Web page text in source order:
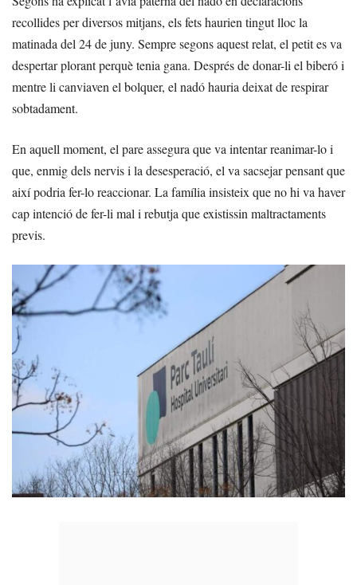
recollides per diversos mitjans, els fets haurien tingut lloc la
matinada del 24 de juny. Sempre segons aquest relat, el petit es va
despertar plorant perquè tenia gana. Després de donar-li el biberó i
mentre li canviaven el bolquer, el nadó hauria deixat de respirar
sobtadament.
En aquell moment, el pare assegura que va intentar reanimar-lo i
que, enmig dels nervis i la desesperació, el va sacsejar pensant que
així podria fer-lo reaccionar. La família insisteix que no hi va haver
cap intenció de fer-li mal i rebutja que existissin maltractaments
previs.